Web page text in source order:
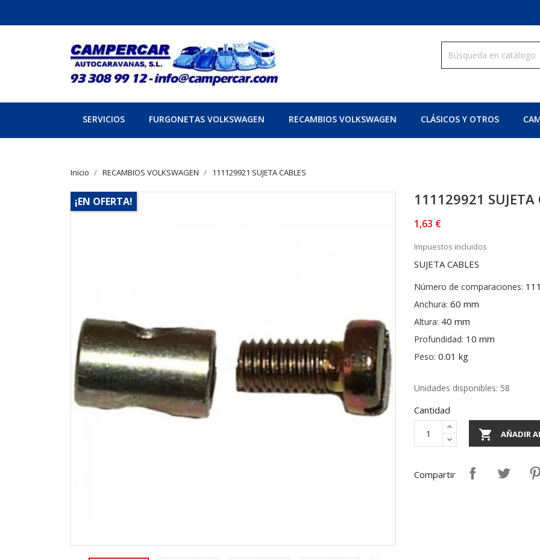
SERVICIOS FURGONETAS VOLKSWAGEN RECAMBIOS VOLKSWAGEN CLÁSICOS Y OTROS
Inicio RECAMBIOS VOLKSWAGEN 111129921 SUJETA CABLES
¡EN OFERTA! 111129921 SUJETA
1,63 €
Impuestos incluidos
SUJETA CABLES
Número de comparaciones:
Anchura: 60 mm
Altura: 40 mm
Profundidad: 10 mm
Peso: 0.01 kg
Unidades disponibles: 58
Cantidad
 AÑADIR
Compartir